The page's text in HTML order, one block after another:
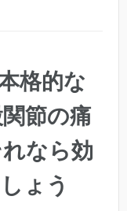
格的な
節の痛
なら効
ょう